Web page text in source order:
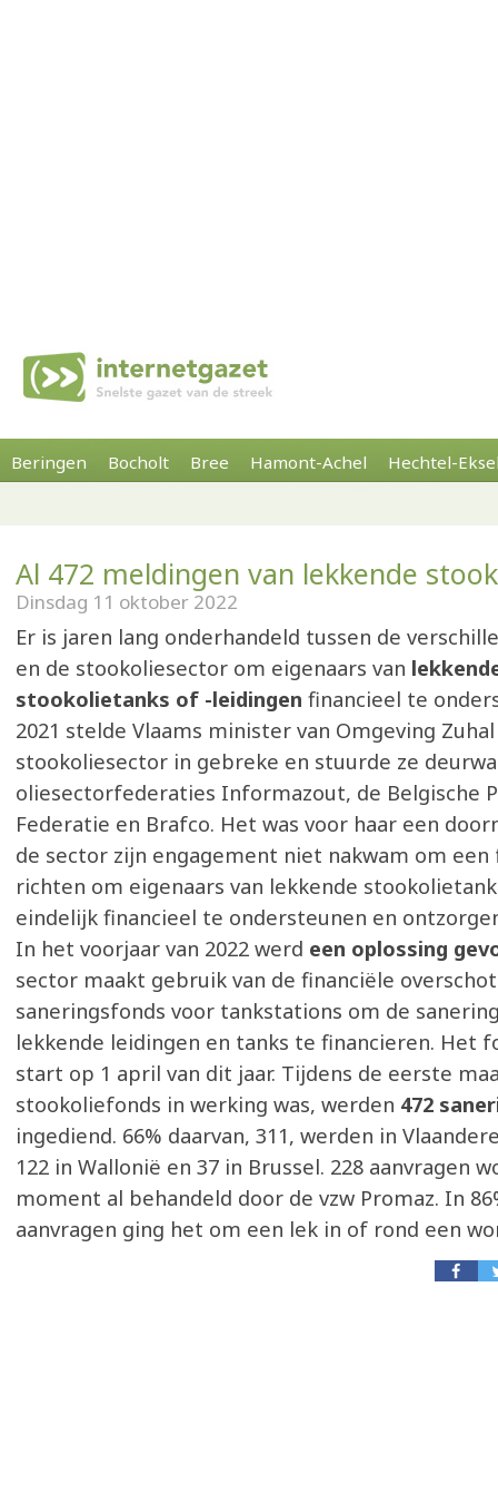
Beringen Bocholt Bree Hamont-Achel Hechtel-
Al 472 meldingen van lekkende
Dinsdag 11 oktober 2022
Er is jaren lang onderhandeld tussen de
en de stookoliesector om eigenaars van
stookolietanks of -leidingen financieel te
2021 stelde Vlaams minister van Omgeving
stookoliesector in gebreke en stuurde ze
oliesectorfederaties Informazout, de Belgische
Federatie en Brafco. Het was voor haar een
de sector zijn engagement niet nakwam om
richten om eigenaars van lekkende
eindelijk financieel te ondersteunen en
In het voorjaar van 2022 werd een oplossing
sector maakt gebruik van de financiële
saneringsfonds voor tankstations om de
lekkende leidingen en tanks te financieren. Het
start op 1 april van dit jaar. Tijdens de eerste
stookoliefonds in werking was, werden 472
ingediend. 66% daarvan, 311, werden in
122 in Wallonië en 37 in Brussel. 228 aanvragen
moment al behandeld door de vzw Promaz. In
aanvragen ging het om een lek in of rond een